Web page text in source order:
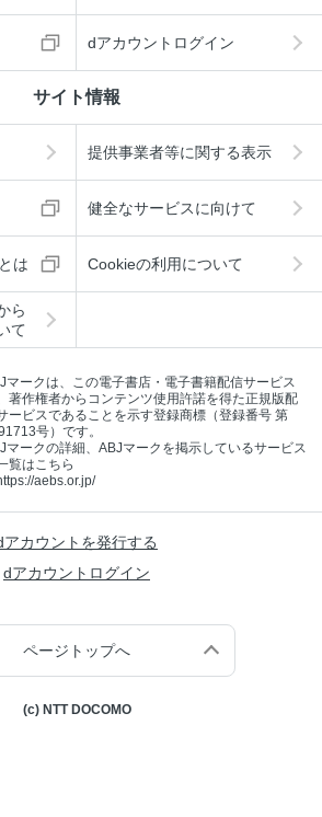
dアカウントログイン
サイト情報
提供事業者等に関する表示
健全なサービスに向けて
は Cookieの利用について
ら
て
マークは、この電子書店・電子書籍配信サービス
著作権者からコンテンツ使用許諾を得た正規版配
ービスであることを示す登録商標（登録番号 第
号）です。
マークの詳細、ABJマークを掲示しているサービス
覧はこちら
aebs.or.jp/
アカウントを発行する
dアカウントログイン
ページトップへ
(c) NTT DOCOMO